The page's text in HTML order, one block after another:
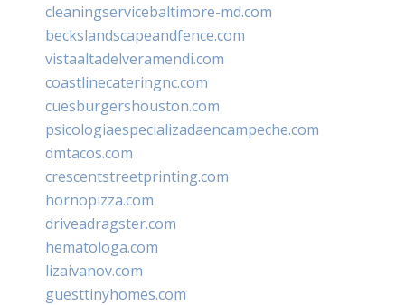
cleaningservicebaltimore-md.com
beckslandscapeandfence.com
vistaaltadelveramendi.com
coastlinecateringnc.com
cuesburgershouston.com
psicologiaespecializadaencampeche.com
dmtacos.com
crescentstreetprinting.com
hornopizza.com
driveadragster.com
hematologa.com
lizaivanov.com
guesttinyhomes.com